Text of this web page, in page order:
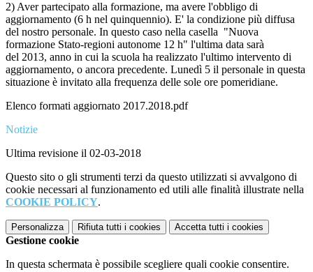
2) Aver partecipato alla formazione, ma avere l'obbligo di
aggiornamento (6 h nel quinquennio). E' la condizione più diffusa
del nostro personale. In questo caso nella casella "Nuova
formazione Stato-regioni autonome 12 h" l'ultima data sarà
del 2013, anno in cui la scuola ha realizzato l'ultimo intervento di
aggiornamento, o ancora precedente. Lunedì 5 il personale in questa
situazione è invitato alla frequenza delle sole ore pomeridiane.
Elenco formati aggiornato 2017.2018.pdf
Notizie
Ultima revisione il 02-03-2018
Questo sito o gli strumenti terzi da questo utilizzati si avvalgono di
cookie necessari al funzionamento ed utili alle finalità illustrate nella
COOKIE POLICY.
Personalizza Rifiuta tutti i cookies Accetta tutti i cookies
Gestione cookie
In questa schermata è possibile scegliere quali cookie consentire.